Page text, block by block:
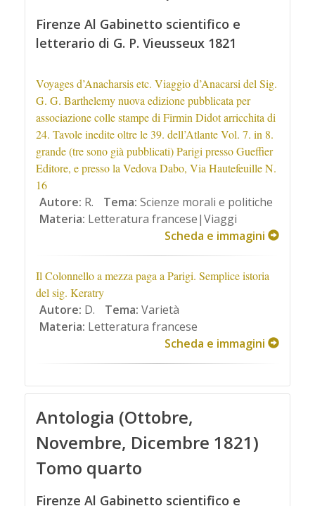
Firenze Al Gabinetto scientifico e
letterario di G. P. Vieusseux 1821
Voyages d’Anacharsis etc. Viaggio d’Anacarsi del Sig.
G. G. Barthelemy nuova edizione pubblicata per
associazione colle stampe di Firmin Didot arricchita di
24. Tavole inedite oltre le 39. dell’Atlante Vol. 7. in 8.
grande (tre sono già pubblicati) Parigi presso Gueffier
Editore, e presso la Vedova Dabo, Via Hautefeuille N.
16
Autore: R. Tema: Scienze morali e politiche
Materia: Letteratura francese|Viaggi
Scheda e immagini
Il Colonnello a mezza paga a Parigi. Semplice istoria
del sig. Keratry
Autore: D. Tema: Varietà
Materia: Letteratura francese
Scheda e immagini
Antologia (Ottobre,
Novembre, Dicembre 1821)
Tomo quarto
Firenze Al Gabinetto scientifico e